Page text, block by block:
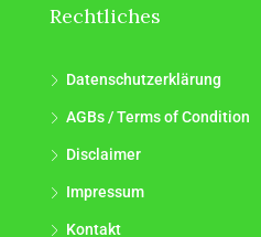
Rechtliches
Datenschutzerklärung
AGBs / Terms of Condition
Disclaimer
Impressum
Kontakt